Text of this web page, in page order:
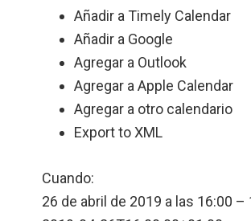
Añadir a Timely Calendar
Añadir a Google
Agregar a Outlook
Agregar a Apple Calendar
Agregar a otro calendario
Export to XML
Cuando:
26 de abril de 2019 a las 16:00 –